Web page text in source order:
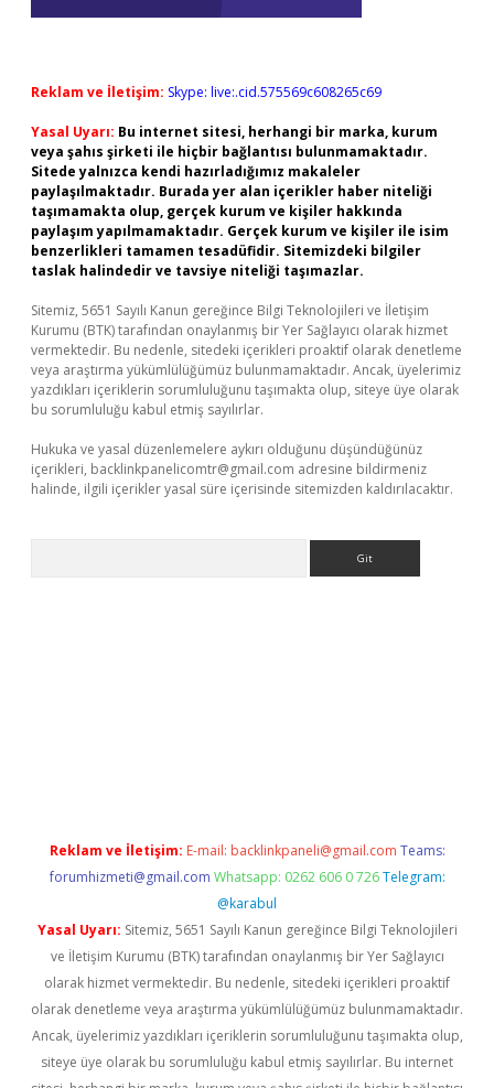
Reklam ve İletişim: Skype: live:.cid.575569c608265c69
Yasal Uyarı: Bu internet sitesi, herhangi bir marka, kurum
veya şahıs şirketi ile hiçbir bağlantısı bulunmamaktadır.
Sitede yalnızca kendi hazırladığımız makaleler
paylaşılmaktadır. Burada yer alan içerikler haber niteliği
taşımamakta olup, gerçek kurum ve kişiler hakkında
paylaşım yapılmamaktadır. Gerçek kurum ve kişiler ile isim
benzerlikleri tamamen tesadüfidir. Sitemizdeki bilgiler
taslak halindedir ve tavsiye niteliği taşımazlar.
Sitemiz, 5651 Sayılı Kanun gereğince Bilgi Teknolojileri ve İletişim
Kurumu (BTK) tarafından onaylanmış bir Yer Sağlayıcı olarak hizmet
vermektedir. Bu nedenle, sitedeki içerikleri proaktif olarak denetleme
veya araştırma yükümlülüğümüz bulunmamaktadır. Ancak, üyelerimiz
yazdıkları içeriklerin sorumluluğunu taşımakta olup, siteye üye olarak
bu sorumluluğu kabul etmiş sayılırlar.
Hukuka ve yasal düzenlemelere aykırı olduğunu düşündüğünüz
içerikleri, backlinkpanelicomtr@gmail.com adresine bildirmeniz
halinde, ilgili içerikler yasal süre içerisinde sitemizden kaldırılacaktır.
Reklam ve İletişim: E-mail: backlinkpaneli@gmail.com Teams:
forumhizmeti@gmail.com Whatsapp: 0262 606 0 726 Telegram:
@karabul
Yasal Uyarı: Sitemiz, 5651 Sayılı Kanun gereğince Bilgi Teknolojileri
ve İletişim Kurumu (BTK) tarafından onaylanmış bir Yer Sağlayıcı
olarak hizmet vermektedir. Bu nedenle, sitedeki içerikleri proaktif
olarak denetleme veya araştırma yükümlülüğümüz bulunmamaktadır.
Ancak, üyelerimiz yazdıkları içeriklerin sorumluluğunu taşımakta olup,
siteye üye olarak bu sorumluluğu kabul etmiş sayılırlar. Bu internet